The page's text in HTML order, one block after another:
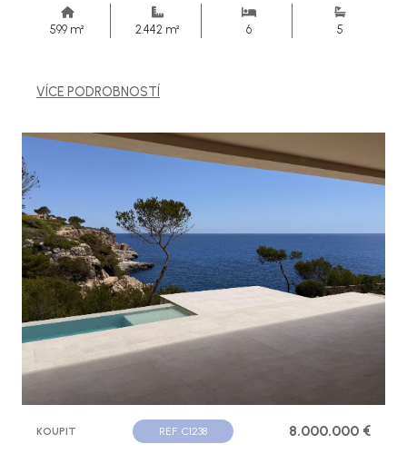
599 m² 2.442 m² 6 5
VÍCE PODROBNOSTÍ
KOUPIT REF. C1238 8.000.000 €